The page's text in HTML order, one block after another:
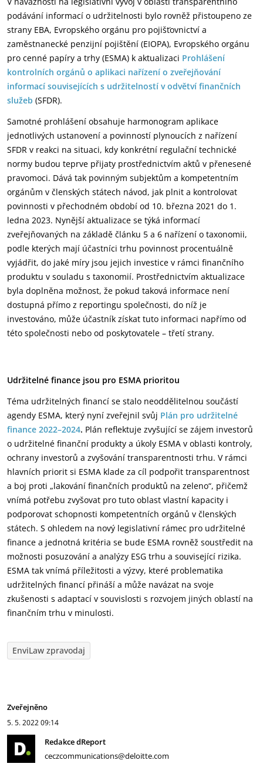
podávání informací o udržitelnosti bylo rovněž přistoupeno ze
strany EBA, Evropského orgánu pro pojišťovnictví a
zaměstnanecké penzijní pojištění (EIOPA), Evropského orgánu
pro cenné papíry a trhy (ESMA) k aktualizaci Prohlášení
kontrolních orgánů o aplikaci nařízení o zveřejňování
informací souvisejících s udržitelností v odvětví finančních
služeb (SFDR).
Samotné prohlášení obsahuje harmonogram aplikace
jednotlivých ustanovení a povinností plynoucích z nařízení
SFDR v reakci na situaci, kdy konkrétní regulační technické
normy budou teprve přijaty prostřednictvím aktů v přenesené
pravomoci. Dává tak povinným subjektům a kompetentním
orgánům v členských státech návod, jak plnit a kontrolovat
povinnosti v přechodném období od 10. března 2021 do 1.
ledna 2023. Nynější aktualizace se týká informací
zveřejňovaných na základě článku 5 a 6 nařízení o taxonomii,
podle kterých mají účastníci trhu povinnost procentuálně
vyjádřit, do jaké míry jsou jejich investice v rámci finančního
produktu v souladu s taxonomií. Prostřednictvím aktualizace
byla doplněna možnost, že pokud taková informace není
dostupná přímo z reportingu společnosti, do níž je
investováno, může účastník získat tuto informaci napřímo od
této společnosti nebo od poskytovatele – třetí strany.
Udržitelné finance jsou pro ESMA prioritou
Téma udržitelných financí se stalo neoddělitelnou součástí
agendy ESMA, který nyní zveřejnil svůj Plán pro udržitelné
finance 2022–2024. Plán reflektuje zvyšující se zájem investorů
o udržitelné finanční produkty a úkoly ESMA v oblasti kontroly,
ochrany investorů a zvyšování transparentnosti trhu. V rámci
hlavních priorit si ESMA klade za cíl podpořit transparentnost
a boj proti „lakování finančních produktů na zeleno“, přičemž
vnímá potřebu zvyšovat pro tuto oblast vlastní kapacity i
podporovat schopnosti kompetentních orgánů v členských
státech. S ohledem na nový legislativní rámec pro udržitelné
finance a jednotná kritéria se bude ESMA rovněž soustředit na
možnosti posuzování a analýzy ESG trhu a související rizika.
ESMA tak vnímá příležitosti a výzvy, které problematika
udržitelných financí přináší a může navázat na svoje
zkušenosti s adaptací v souvislosti s rozvojem jiných oblastí na
finančním trhu v minulosti.
EnviLaw zpravodaj
Zveřejněno
5. 5. 202209:14
Redakce dReport
ceczcommunications@deloitte.com